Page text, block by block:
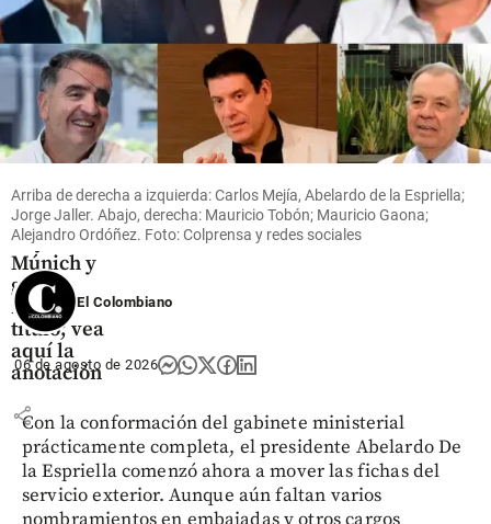
Fútbol
Video |
Lucho
marcó su
primer gol
temporada
con el
Bayern
Múnich y
ganó
nuevo
título; vea
aquí la
anotación
share
Arriba de derecha a izquierda: Carlos Mejía, Abelardo de la Espriella;
Jorge Jaller. Abajo, derecha: Mauricio Tobón; Mauricio Gaona;
Alejandro Ordóñez. Foto: Colprensa y redes sociales
El Colombiano
06 de agosto de 2026
Con la conformación del gabinete ministerial
prácticamente completa, el presidente Abelardo De
la Espriella comenzó ahora a mover las fichas del
servicio exterior. Aunque aún faltan varios